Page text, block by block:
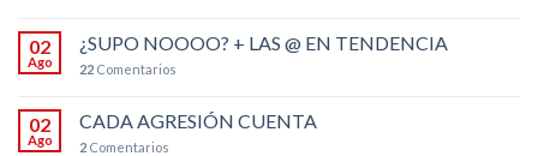
02
Ago
¿SUPO NOOOO? + LAS @ EN TENDENCIA
22 Comentarios
02
Ago
CADA AGRESIÓN CUENTA
2 Comentarios